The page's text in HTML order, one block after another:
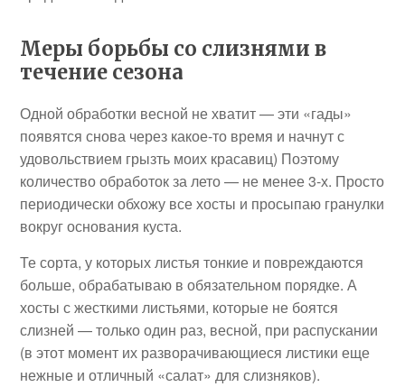
Меры борьбы со слизнями в
течение сезона
Одной обработки весной не хватит — эти «гады»
появятся снова через какое-то время и начнут с
удовольствием грызть моих красавиц) Поэтому
количество обработок за лето — не менее 3-х. Просто
периодически обхожу все хосты и просыпаю гранулки
вокруг основания куста.
Те сорта, у которых листья тонкие и повреждаются
больше, обрабатываю в обязательном порядке. А
хосты с жесткими листьями, которые не боятся
слизней — только один раз, весной, при распускании
(в этот момент их разворачивающиеся листики еще
нежные и отличный «салат» для слизняков).